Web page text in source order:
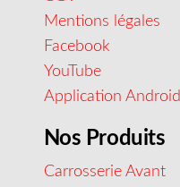
Mentions légales
Facebook
YouTube
Application Android
Nos Produits
Carrosserie Avant